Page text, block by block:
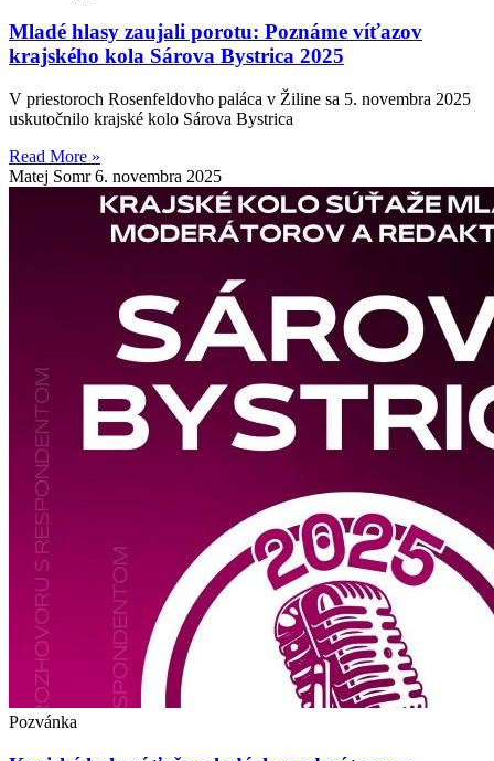
Mladé hlasy zaujali porotu: Poznáme víťazov
krajského kola Sárova Bystrica 2025
V priestoroch Rosenfeldovho paláca v Žiline sa 5. novembra 2025
uskutočnilo krajské kolo Sárova Bystrica
Read More »
Matej Somr6. novembra 2025
Pozvánka